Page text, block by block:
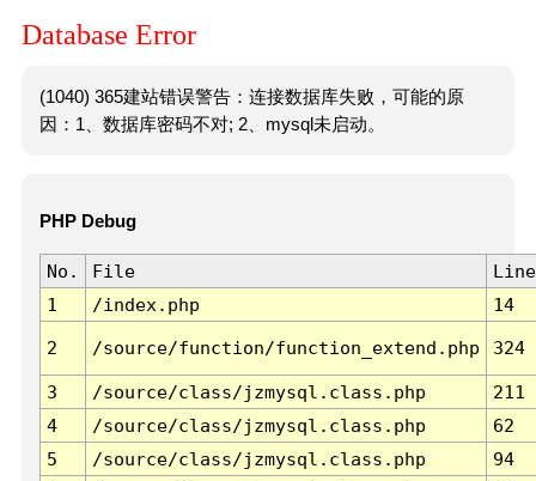
Database Error
(1040) 365建站错误警告：连接数据库失败，可能的原
因：1、数据库密码不对; 2、mysql未启动。
PHP Debug
No. File
Line
1
/index.php 14
2 /source/function/function_extend.php 324
3 /source/class/jzmysql.class.php
211
4
/source/class/jzmysql.class.php
62
5
/source/class/jzmysql.class.php
94